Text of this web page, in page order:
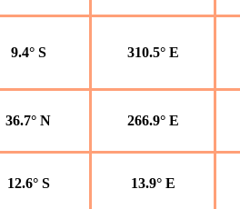
9.4° S 310.5° E
36.7° N 266.9° E
12.6° S 13.9° E